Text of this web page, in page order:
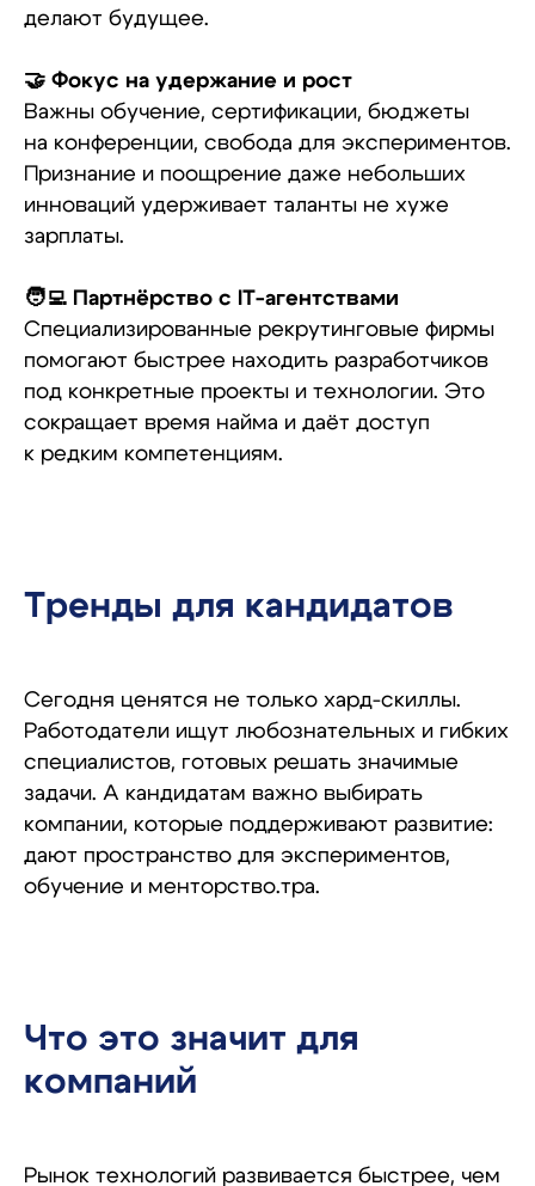
делают будущее.
🤝 Фокус на удержание и рост
Важны обучение, сертификации, бюджеты
на конференции, свобода для экспериментов.
Признание и поощрение даже небольших
инноваций удерживает таланты не хуже
зарплаты.
🧑‍💻 Партнёрство с IT-агентствами
Специализированные рекрутинговые фирмы
помогают быстрее находить разработчиков
под конкретные проекты и технологии. Это
сокращает время найма и даёт доступ
к редким компетенциям.
Тренды для кандидатов
Сегодня ценятся не только хард-скиллы.
Работодатели ищут любознательных и гибких
специалистов, готовых решать значимые
задачи. А кандидатам важно выбирать
компании, которые поддерживают развитие:
дают пространство для экспериментов,
обучение и менторство.тра.
Что это значит для
компаний
Рынок технологий развивается быстрее, чем
Другие статьи